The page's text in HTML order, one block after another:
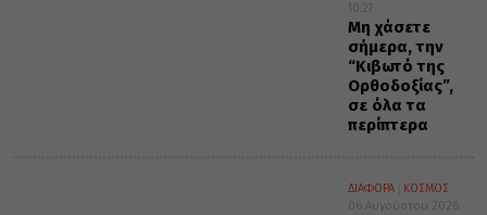
10:27
Μη χάσετε
σήμερα, την
“Κιβωτό της
Ορθοδοξίας”,
σε όλα τα
περίπτερα
ΔΙΑΦΟΡΑ
ΚΟΣΜΟΣ
06 Αυγούστου 2026